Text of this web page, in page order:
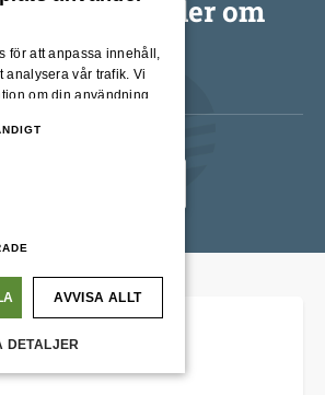
våra kunder om
Merax?
för att anpassa innehåll,
analysera vår trafik. Vi
om din användning
kombinera den med
du har tillhandahållit
samlat in från din
tjänster.
AVVISA ALLT
DETALJER